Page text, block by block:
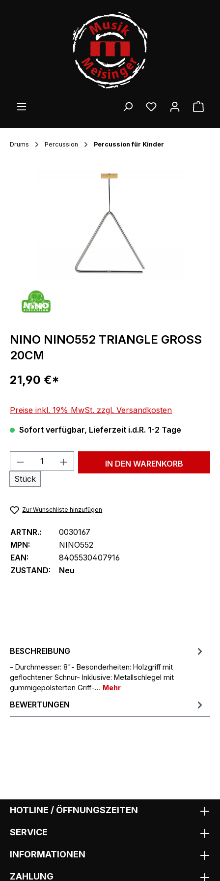
Drums Percussion Percussion für Kinder
Bildergalerie überspringen
NINO NINO552 TRIANGLE GROSS
20CM
Regulärer Preis:
21,90 €*
Preise inkl. 19% MwSt. zzgl. Versandkosten
Sofort verfügbar, Lieferzeit i.d.R. 1-2 Tage
Produkt Anzahl: Gib den
Stück
IN DEN WARENKORB
Zur Wunschliste hinzufügen
ARTNR.:
0030167
MPN:
NINO552
EAN:
8405530407916
ZUSTAND:
Neu
BESCHREIBUNG
- Durchmesser: 8"- Besonderheiten: Holzgriff mit
geflochtener Schnur- Inklusive: Metallschlegel mit
gummigepolsterten Griff-… Mehr
BEWERTUNGEN
HOTLINE / ÖFFNUNGSZEITEN
SERVICE
INFORMATIONEN
ZAHLUNG